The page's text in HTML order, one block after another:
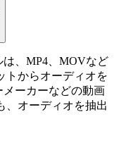
、MP4、MOVなど
トからオーディオを
メーカーなどの動画
、オーディオを抽出